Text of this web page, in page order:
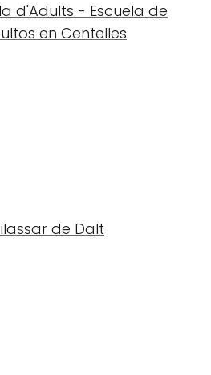
d'Adults - Escuela de
en Centelles
de Dalt